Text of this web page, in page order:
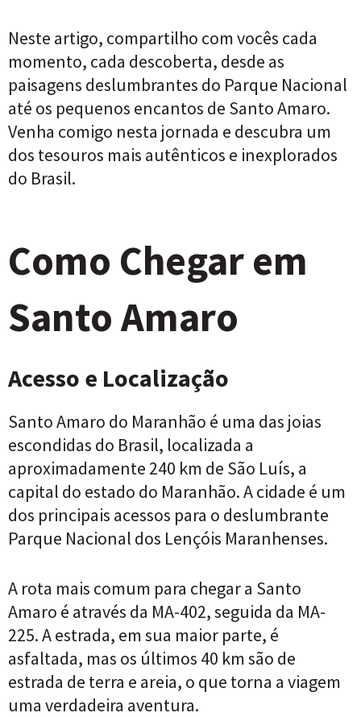
Neste artigo, compartilho com vocês cada
momento, cada descoberta, desde as
paisagens deslumbrantes do Parque Nacional
até os pequenos encantos de Santo Amaro.
Venha comigo nesta jornada e descubra um
dos tesouros mais autênticos e inexplorados
do Brasil.
Como Chegar em
Santo Amaro
Acesso e Localização
Santo Amaro do Maranhão é uma das joias
escondidas do Brasil, localizada a
aproximadamente 240 km de São Luís, a
capital do estado do Maranhão. A cidade é um
dos principais acessos para o deslumbrante
Parque Nacional dos Lençóis Maranhenses.
A rota mais comum para chegar a Santo
Amaro é através da MA-402, seguida da MA-
225. A estrada, em sua maior parte, é
asfaltada, mas os últimos 40 km são de
estrada de terra e areia, o que torna a viagem
uma verdadeira aventura.